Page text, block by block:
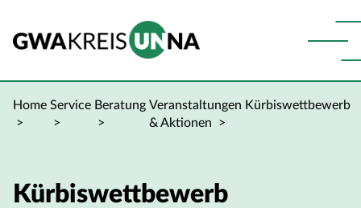
Home Service Beratung Veranstaltungen
& Aktionen
Kürbiswettbewerb
Kürbiswettbewerb